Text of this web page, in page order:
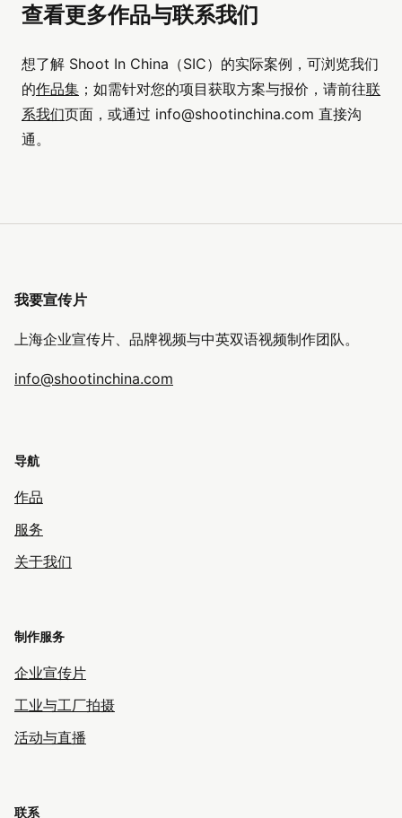
查看更多作品与联系我们
想了解 Shoot In China（SIC）的实际案例，可浏览我们
的作品集 ；如需针对您的项目获取方案与报价，请前往联
系我们页面，或通过 info@shootinchina.com 直接沟
通。
我要宣传片
上海企业宣传片、品牌视频与中英双语视频制作团队。
info@shootinchina.com
导航
作品
服务
关于我们
制作服务
企业宣传片
工业与工厂拍摄
活动与直播
联系